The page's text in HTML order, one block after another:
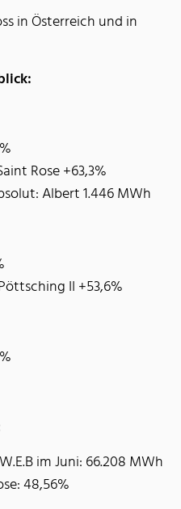
in Österreich und in
Rose +63,3%
Albert 1.446 MWh
II +53,6%
im Juni: 66.208 MWh
48,56%